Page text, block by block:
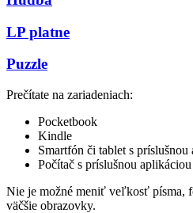
LP platne
Puzzle
Prečítate na zariadeniach:
Pocketbook
Kindle
Smartfón či tablet s príslušnou
Počítač s príslušnou aplikáciou
Nie je možné meniť veľkosť písma,
väčšie obrazovky.